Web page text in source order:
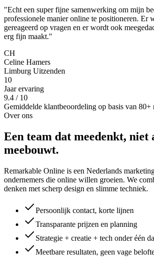
"Echt een super fijne samenwerking om mijn
professionele manier online te positioneren. Er
gereageerd op vragen en er wordt ook
erg fijn maakt."
CH
Celine Hamers
Limburg Uitzenden
10
Jaar ervaring
9.4 / 10
Gemiddelde klantbeoordeling op basis van 80+
Over ons
Een team dat meedenkt, niet
meebouwt.
Remarkable Online is een Nederlands
ondernemers die online willen groeien. We
denken met scherp design en slimme techniek.
Persoonlijk contact, korte lijnen
Transparante prijzen en planning
Strategie + creatie + tech onder één
Meetbare resultaten, geen vage